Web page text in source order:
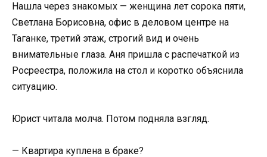
Нашла через знакомых — женщина лет сорока пяти,
Светлана Борисовна, офис в деловом центре на
Таганке, третий этаж, строгий вид и очень
внимательные глаза. Аня пришла с распечаткой из
Росреестра, положила на стол и коротко объяснила
ситуацию.
Юрист читала молча. Потом подняла взгляд.
— Квартира куплена в браке?